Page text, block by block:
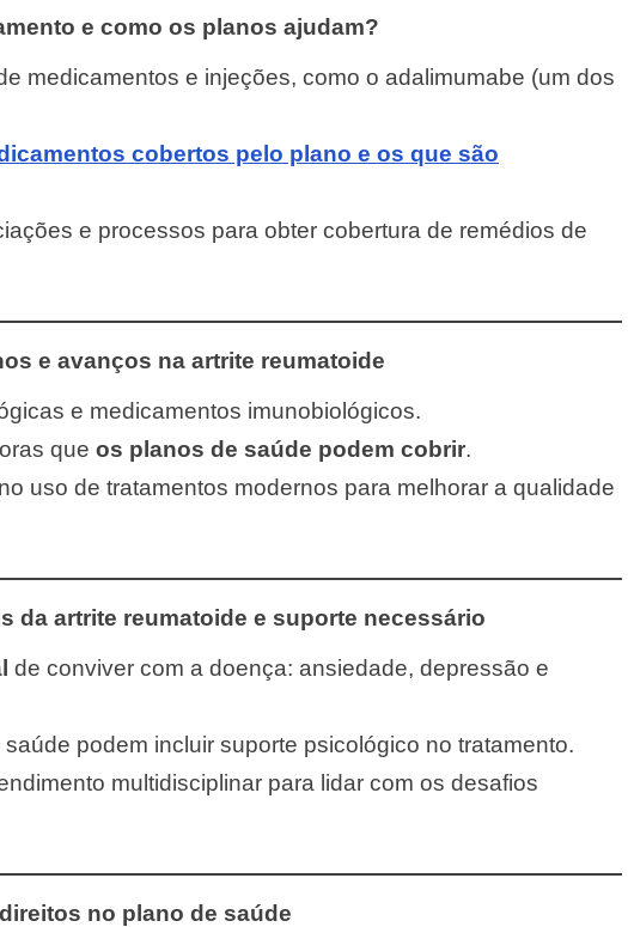
e como os planos ajudam?
medicamentos e injeções, como o adalimumabe (um dos
cobertos pelo plano e os que são
e processos para obter cobertura de remédios de
e avanços na artrite reumatoide
e medicamentos imunobiológicos.
que os planos de saúde podem cobrir.
uso de tratamentos modernos para melhorar a qualidade
da artrite reumatoide e suporte necessário
de conviver com a doença: ansiedade, depressão e
podem incluir suporte psicológico no tratamento.
multidisciplinar para lidar com os desafios
no plano de saúde